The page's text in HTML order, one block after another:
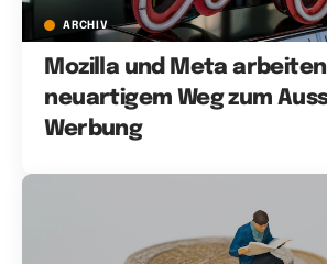
ARCHIV
Mozilla und Meta
neuartigem Weg zum
Werbung